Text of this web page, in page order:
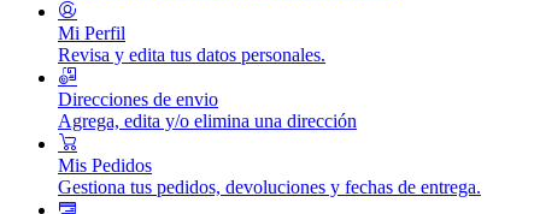
Mi Perfil
Revisa y edita tus datos personales.
Direcciones de envio
Agrega, edita y/o elimina una dirección
Mis Pedidos
Gestiona tus pedidos, devoluciones y fechas de entrega.